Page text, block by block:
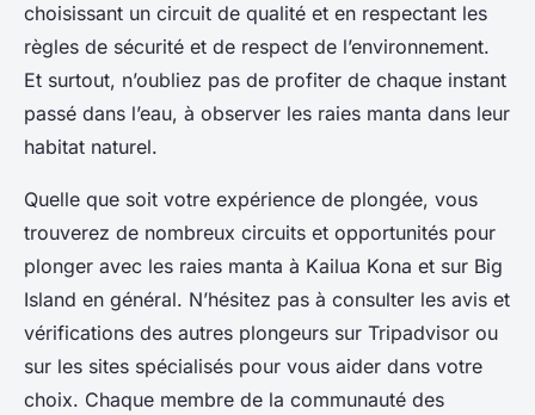
choisissant un circuit de qualité et en respectant les
règles de sécurité et de respect de l’environnement.
Et surtout, n’oubliez pas de profiter de chaque instant
passé dans l’eau, à observer les raies manta dans leur
habitat naturel.
Quelle que soit votre expérience de plongée, vous
trouverez de nombreux circuits et opportunités pour
plonger avec les raies manta à Kailua Kona et sur Big
Island en général. N’hésitez pas à consulter les avis et
vérifications des autres plongeurs sur Tripadvisor ou
sur les sites spécialisés pour vous aider dans votre
choix. Chaque membre de la communauté des